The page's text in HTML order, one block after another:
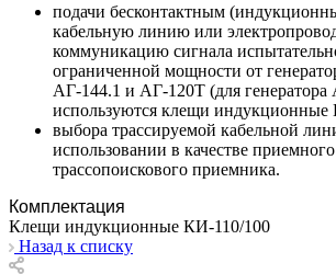
подачи бесконтактным
кабельную линию или
коммуникацию сигнала
ограниченной мощности от
АГ-144.1 и АГ-120Т (для
используются клещи индукционные
выбора трассируемой кабельной
использовании в качестве
трассопоискового приемника.
Комплектация
Клещи индукционные КИ-110/100
Назад к списку